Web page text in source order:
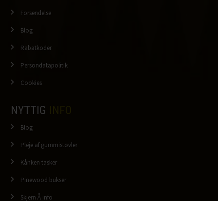
Forsendelse
Blog
Rabatkoder
Persondatapolitik
Cookies
NYTTIG
Blog
Pleje af gummistøvler
Kånken tasker
Pinewood bukser
Skjern Å info